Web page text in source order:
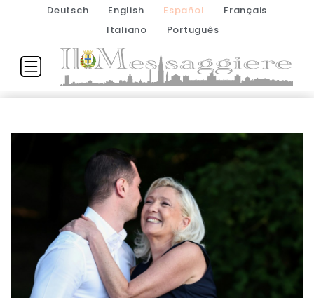
Deutsch English Español
Français
Italiano
Português